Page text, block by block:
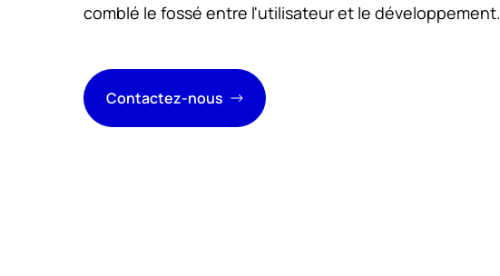
comblé le fossé entre l'utilisateur et le développement.
Contactez-nous